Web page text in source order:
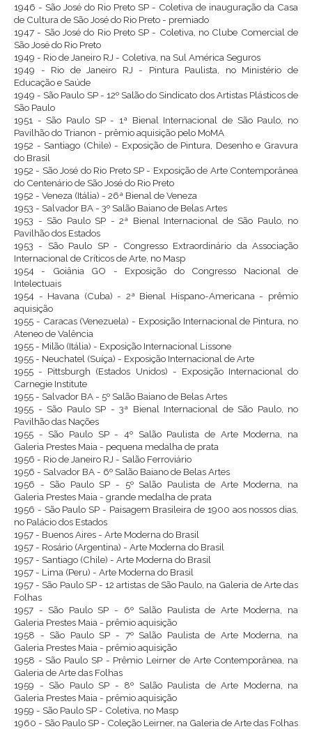
1946 - São José do Rio Preto SP - Coletiva de inauguração da Casa
de Cultura de São José do Rio Preto - premiado
1947 - São José do Rio Preto SP - Coletiva, no Clube Comercial de
São José do Rio Preto
1949 - Rio de Janeiro RJ - Coletiva, na Sul América Seguros
1949 - Rio de Janeiro RJ - Pintura Paulista, no Ministério de
Educação e Saúde
1949 - São Paulo SP - 12º Salão do Sindicato dos Artistas Plásticos de
São Paulo
1951 - São Paulo SP - 1ª Bienal Internacional de São Paulo, no
Pavilhão do Trianon - prêmio aquisição pelo MoMA
1952 - Santiago (Chile) - Exposição de Pintura, Desenho e Gravura
do Brasil
1952 - São José do Rio Preto SP - Exposição de Arte Contemporânea
do Centenário de São José do Rio Preto
1952 - Veneza (Itália) - 26ª Bienal de Veneza
1953 - Salvador BA - 3º Salão Baiano de Belas Artes
1953 - São Paulo SP - 2ª Bienal Internacional de São Paulo, no
Pavilhão dos Estados
1953 - São Paulo SP - Congresso Extraordinário da Associação
Internacional de Críticos de Arte, no Masp
1954 - Goiânia GO - Exposição do Congresso Nacional de
Intelectuais
1954 - Havana (Cuba) - 2ª Bienal Hispano-Americana - prêmio
aquisição
1955 - Caracas (Venezuela) - Exposição Internacional de Pintura, no
Ateneo de Valência
1955 - Milão (Itália) - Exposição Internacional Lissone
1955 - Neuchatel (Suíça) - Exposição Internacional de Arte
1955 - Pittsburgh (Estados Unidos) - Exposição Internacional do
Carnegie Institute
1955 - Salvador BA - 5º Salão Baiano de Belas Artes
1955 - São Paulo SP - 3ª Bienal Internacional de São Paulo, no
Pavilhão das Nações
1955 - São Paulo SP - 4º Salão Paulista de Arte Moderna, na
Galeria Prestes Maia - pequena medalha de prata
1956 - Rio de Janeiro RJ - Salão Ferroviário
1956 - Salvador BA - 6º Salão Baiano de Belas Artes
1956 - São Paulo SP - 5º Salão Paulista de Arte Moderna, na
Galeria Prestes Maia - grande medalha de prata
1956 - São Paulo SP - Paisagem Brasileira de 1900 aos nossos dias,
no Palácio dos Estados
1957 - Buenos Aires - Arte Moderna do Brasil
1957 - Rosário (Argentina) - Arte Moderna do Brasil
1957 - Santiago (Chile) - Arte Moderna do Brasil
1957 - Lima (Peru) - Arte Moderna do Brasil
1957 - São Paulo SP - 12 artistas de São Paulo, na Galeria de Arte das
Folhas
1957 - São Paulo SP - 6º Salão Paulista de Arte Moderna, na
Galeria Prestes Maia - prêmio aquisição
1958 - São Paulo SP - 7º Salão Paulista de Arte Moderna, na
Galeria Prestes Maia - prêmio aquisição
1958 - São Paulo SP - Prêmio Leirner de Arte Contemporânea, na
Galeria de Arte das Folhas
1959 - São Paulo SP - 8º Salão Paulista de Arte Moderna, na
Galeria Prestes Maia - prêmio aquisição
1959 - São Paulo SP - Coletiva, no Masp
1960 - São Paulo SP - Coleção Leirner, na Galeria de Arte das Folhas